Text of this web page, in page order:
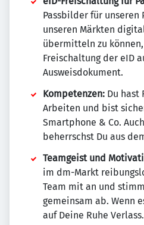
Passbilder für unseren
unseren Märkten
übermitteln zu
Freischaltung der eID
Ausweisdokument.
Kompetenzen: Du hast
Arbeiten und bist
Smartphone & Co.
beherrschst Du aus
Teamgeist und
im dm-Markt
Team mit an und
gemeinsam ab. Wenn
auf Deine Ruhe Verlass.